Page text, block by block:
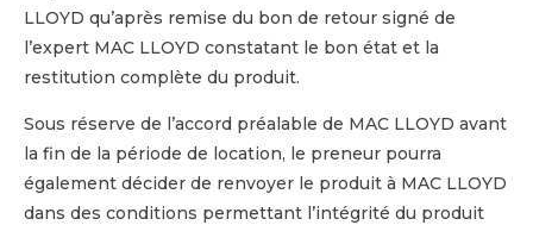
LLOYD qu’après remise du bon de retour signé de
l’expert MAC LLOYD constatant le bon état et la
restitution complète du produit.
Sous réserve de l’accord préalable de MAC LLOYD avant
la fin de la période de location, le preneur pourra
également décider de renvoyer le produit à MAC LLOYD
dans des conditions permettant l’intégrité du produit